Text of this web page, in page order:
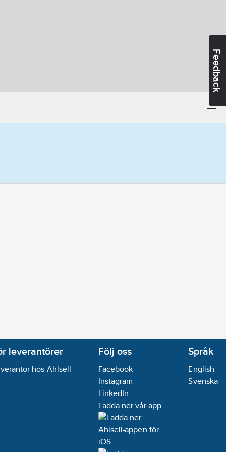
Feedback
leverantörer
hos Ahlsell
Följ oss
Facebook
Instagram
LinkedIn
Ladda ner vår app
Språk
English
Svenska